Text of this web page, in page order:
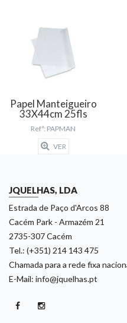
Papel Manteigueiro
33X44cm 25fls
Refª: PAPMAN
VER
JQUELHAS, LDA
Estrada de Paço d'Arcos 88
Cacém Park - Armazém 21
2735-307 Cacém
Tel.: (+351) 214 143 475
Chamada para a rede fixa
E-Mail: info@jquelhas.pt